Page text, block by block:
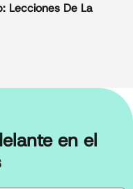
Lecciones De La
en el